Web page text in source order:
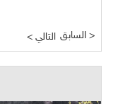
< التالي السابق >